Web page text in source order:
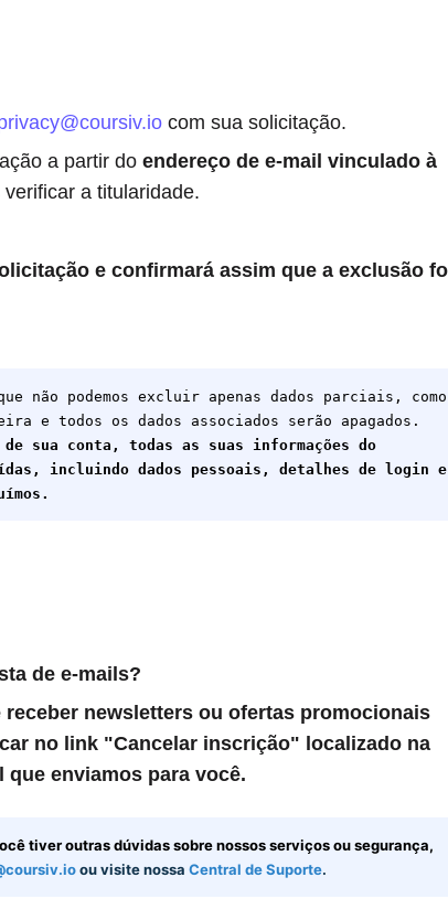
com sua solicitação.
a partir do endereço de e-mail vinculado à
a titularidade.
e confirmará assim que a exclusão
não podemos excluir apenas dados parciais, como
e todos os dados associados serão apagados.
sua conta, todas as suas informações do
incluindo dados pessoais, detalhes de login e
de e-mails?
receber newsletters ou ofertas promocionais
no link "Cancelar inscrição" localizado na
enviamos para você.
tiveroutras dúvidas sobre nossos serviços ou segurança,
ou visite nossa Central de Suporte.